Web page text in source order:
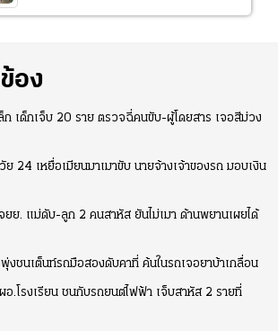
อง
ก เด็กเจ็บ 20 ราย ตรวจฉี่คนขับ-ผู้โดยสาร เจอสีม่วง
ย 24 เหยื่อเมียนมาเมาขับ นายจ้างเจ้าของรถ มอบเงิน
ย. แม่ดับ-ลูก 2 คนสาหัส ยันไม่เมา ด้านพยานเผยได้
งชนเต็นท์รถมือสองดับคาที่ ค้นในรถเจอยาบ้าเกลื่อน
อ.โรงเรียน ชนกับรถยนต์ไฟฟ้า เจ็บสาหัส 2 รายที่